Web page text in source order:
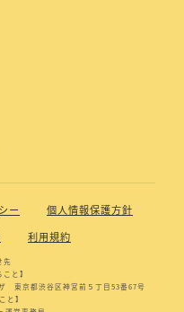
ー
個人情報保護方針
利用規約
先
と】
東京都渋谷区神宮前５丁目53番67号
と】